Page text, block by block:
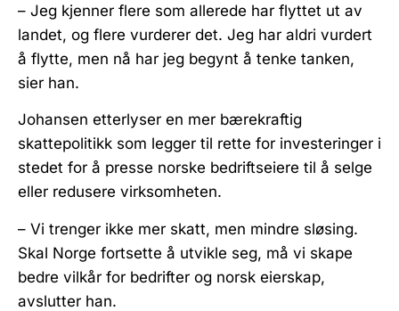
– Jeg kjenner flere som allerede har flyttet ut av
landet, og flere vurderer det. Jeg har aldri vurdert
å flytte, men nå har jeg begynt å tenke tanken,
sier han.
Johansen etterlyser en mer bærekraftig
skattepolitikk som legger til rette for investeringer i
stedet for å presse norske bedriftseiere til å selge
eller redusere virksomheten.
– Vi trenger ikke mer skatt, men mindre sløsing.
Skal Norge fortsette å utvikle seg, må vi skape
bedre vilkår for bedrifter og norsk eierskap,
avslutter han.